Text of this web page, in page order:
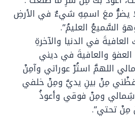
يضرُّ معَ اسمِهِ شيءٌ في الأرضِ
السَّميعُ العليمُ”.
في الدنيا والآخرةِ
والعافيةَ في ديني
اللهمَّ استُرْ عوراتي وآمِنْ
مِنْ بينِ يديَّ ومِنْ خلفي
ومِنْ فوقي وأعوذُ
مِنْ تحتي”.